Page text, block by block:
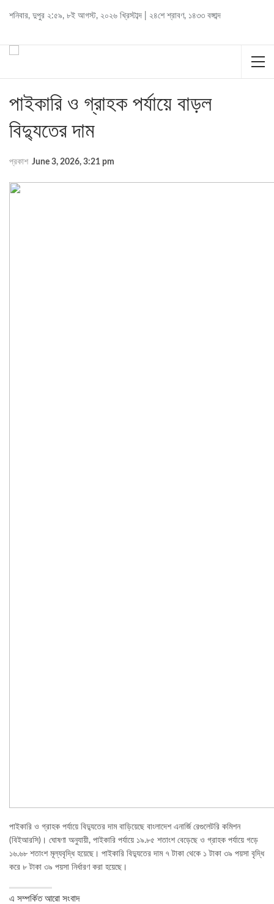
শনিবার, দুপুর ২:৫৯, ৮ই আগস্ট, ২০২৬ খ্রিস্টাব্দ ২৪শে শ্রাবণ, ১৪৩৩ বঙ্গাব্দ
পাইকারি ও গ্রাহক পর্যায়ে বাড়ল
বিদ্যুতের দাম
প্রকাশ June 3, 2026, 3:21 pm
পাইকারি ও গ্রাহক পর্যায়ে বিদ্যুতের দাম বাড়িয়েছে বাংলাদেশ এনার্জি রেগুলেটরি কমিশন
(বিইআরসি)। ঘোষণা অনুযায়ী, পাইকারি পর্যায়ে ১৯.৮৫ শতাংশ বেড়েছে ও গ্রাহক পর্যায়ে গড়ে
১৬.৬৮ শতাংশ মূল্যবৃদ্ধি হয়েছে। পাইকারি বিদ্যুতের দাম ৭ টাকা থেকে ১ টাকা ৩৯ পয়সা বৃদ্ধি
করে ৮ টাকা ৩৯ পয়সা নির্ধারণ করা হয়েছে।
এ সম্পর্কিত আরো সংবাদ